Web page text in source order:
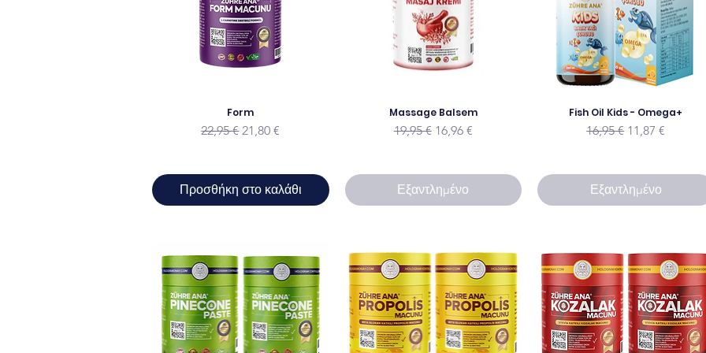
Form
Κανονική τιμή
22,95 € Τιμή Έκπτωσης
21,80 €
Προσθήκη στο καλάθι
Massage Balsem
Κανονική τιμή
19,95 € Τιμή Έκπτωσης
16,96 €
Εξαντλημένο
Fish Oil Kids - Omega+
Κανονική τιμή
16,95 € Τιμή Έκπτωσης
11,87 €
Εξαντλημένο